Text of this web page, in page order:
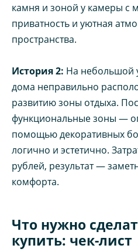
камня и зоной у камеры с
приватность и уютная
пространства.
История 2: На небольшой
дома неправильно
развитию зоны отдыха.
функциональные зоны —
помощью декоративных
логично и эстетично.
рублей, результат —
комфорта.
Что нужно
купить: чек-лист